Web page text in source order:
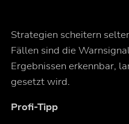
Strategien scheitern
Fällen sind die
Ergebnissen erkennbar,
gesetzt wird.
Profi-Tipp